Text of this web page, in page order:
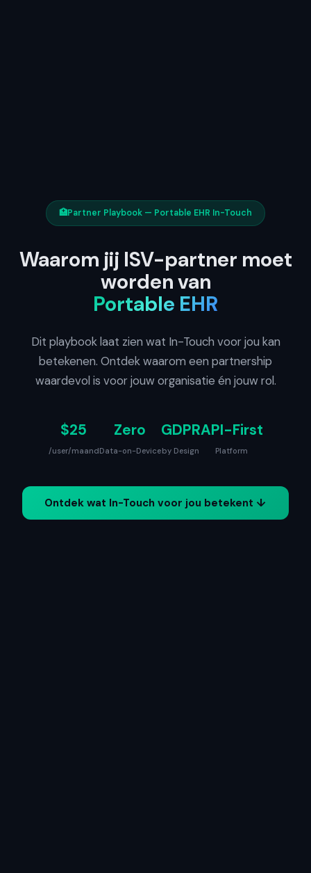
🏥Partner Playbook — Portable EHR In-Touch
Waarom jij ISV-partner moet
worden van
Portable EHR
Dit playbook laat zien wat In-Touch voor jou kan
betekenen. Ontdek waarom een partnership
waardevol is voor jouw organisatie én jouw rol.
$25
/user/maand
Zero
Data-on-Device
GDPR
by Design
API-First
Platform
Ontdek wat In-Touch voor jou betekent ↓